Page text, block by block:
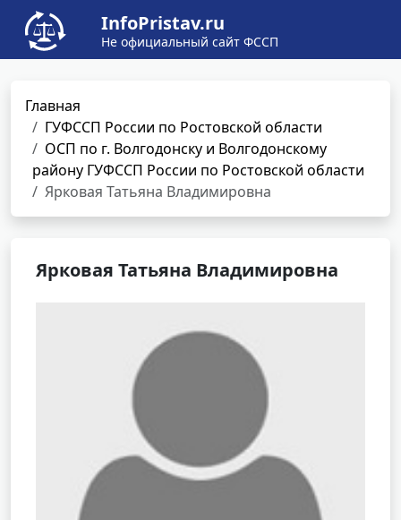
InfoPristav.ru
Не официальный сайт ФССП
Главная
ГУФССП России по Ростовской области
ОСП по г. Волгодонску и Волгодонскому
району ГУФССП России по Ростовской области
Ярковая Татьяна Владимировна
Ярковая Татьяна Владимировна